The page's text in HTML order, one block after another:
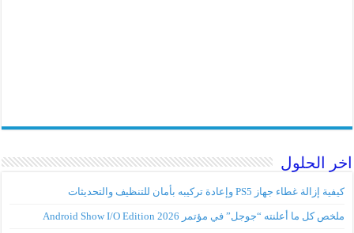
اخر الحلول
كيفية إزالة غطاء جهاز PS5 وإعادة تركيبه بأمان للتنظيف والتحديثات
ملخص كل ما أعلنته “جوجل” في مؤتمر Android Show I/O Edition 2026